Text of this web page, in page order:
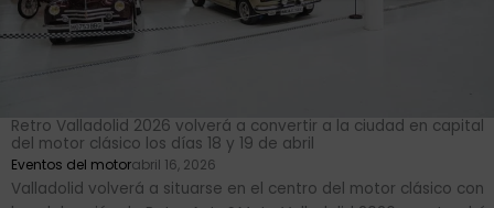
Retro Valladolid 2026 volverá a convertir a la ciudad en capital
del motor clásico los días 18 y 19 de abril
Eventos del motorabril 16, 2026
Valladolid volverá a situarse en el centro del motor clásico con